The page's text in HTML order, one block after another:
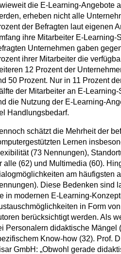
die E-Learning-Angebote
erheben nicht alle
der Befragten laut eigenen
ihre Mitarbeiter E-
Unternehmen gaben
ihrer Mitarbeiter die
12 Prozent der
50 Prozent. Nur in 11 Prozent
der Mitarbeiter an E-
die Nutzung der E-Learning-
Handlungsbedarf.
schätzt die Mehrheit der
Lernen
(73 Nennungen),
alle (62) und Multimedia (60).
am häufigsten
Diese Bedenken sind
in modernen E-Learning-
in Form
berücksichtigt werden. Als
Personalern didaktische
Know-how (32). Prof.
GmbH: „Obwohl gerade